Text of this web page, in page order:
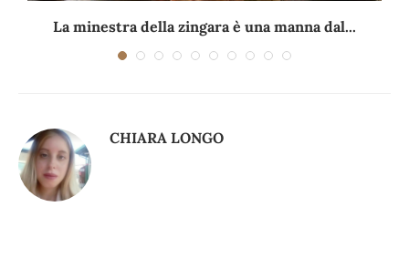
La minestra della zingara è una manna dal...
CHIARA LONGO